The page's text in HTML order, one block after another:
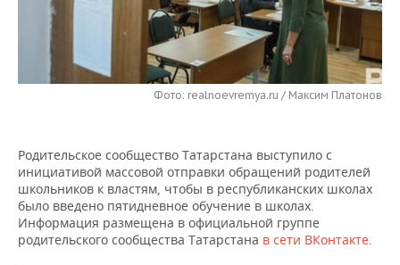
НЕФТЕХИМИЯ
НЕФТЬ
ОПК
РОЗНИЧНАЯ ТОРГОВЛЯ
ТРАНСПОРТ
НОВОСТИ ТЕХНОЛОГИЙ
ТЕЛЕКОММУНИКАЦИИ
МЕРОПРИЯТИЯ
НОВОСТИ МЕРОПРИЯТИЙ
БИЗНЕС-БРАНЧИ
ONLINE-КОНФЕРЕНЦИИ
ОТКРЫТАЯ ЛЕКЦИЯ
СПОРТ
ФУТБОЛ
ХОККЕЙ
БАСКЕТБОЛ
НОВОСТИ ОБЩЕСТВА
ВЛАСТЬ
ИНФРАСТРУКТУРА
ФОТОГАЛЕРЕЯ
СЮЖЕТЫ
СПРАВОЧНИК
Фото: realnoevremya.ru / Максим Платонов
Родительское сообщество Татарстана выступило с
инициативой массовой отправки обращений родителей
школьников к властям, чтобы в республиканских школах
было введено пятидневное обучение в школах.
Информация размещена в официальной группе
родительского сообщества Татарстана в сети ВКонтакте.